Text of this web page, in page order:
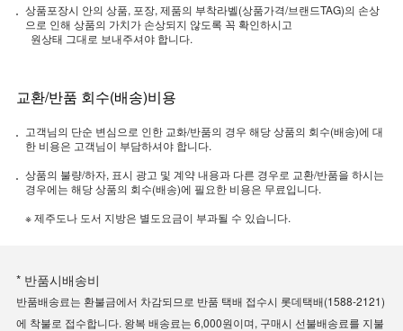
상품포장시 안의 상품, 포장, 제품의 부착라벨(상품가격/브랜드TAG)의 손상
으로 인해 상품의 가치가 손상되지 않도록 꼭 확인하시고
원상태 그대로 보내주셔야 합니다.
교환/반품 회수(배송)비용
고객님의 단순 변심으로 인한 교화/반품의 경우 해당 상품의 회수(배송)에 대
한 비용은 고객님이 부담하셔야 합니다.
상품의 불량/하자, 표시 광고 및 계약 내용과 다른 경우로 교환/반품을 하시는
경우에는 해당 상품의 회수(배송)에 필요한 비용은 무료입니다.
※ 제주도나 도서 지방은 별도요금이 부과될 수 있습니다.
* 반품시배송비
반품배송료는 환불금에서 차감되므로 반품 택배 접수시 롯데택배(1588-2121)
에 착불로 접수합니다. 왕복 배송료는 6,000원이며, 구매시 선불배송료를 지불